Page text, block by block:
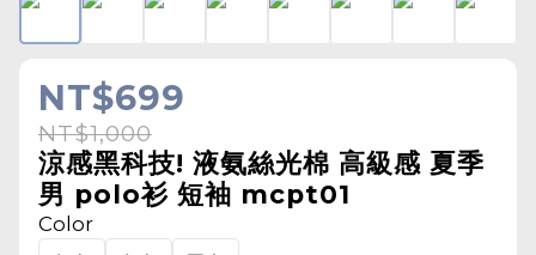
NT$699
NT$1,000
涼感黑科技! 液氨絲光棉 高級感 夏季
男 polo衫 短袖 mcpt01
Color